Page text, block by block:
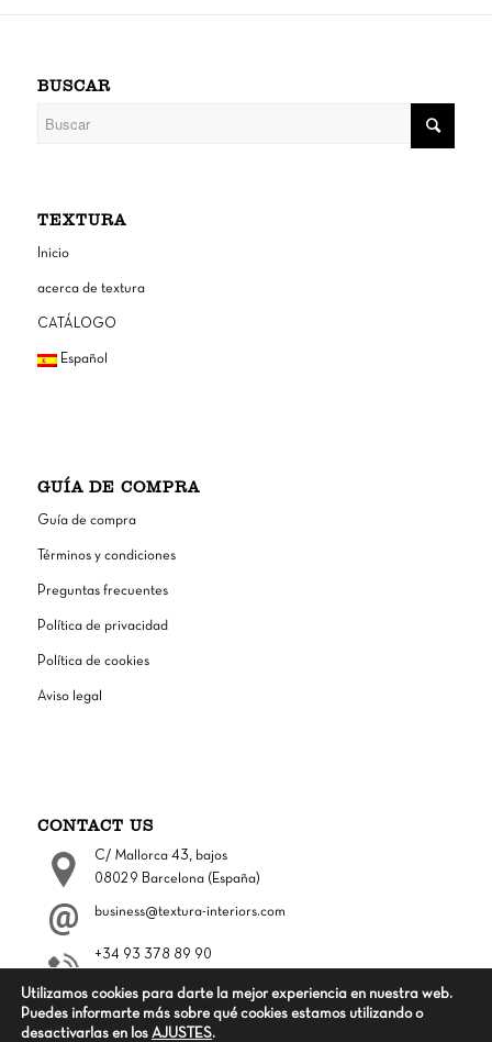
BUSCAR
TEXTURA
Inicio
acerca de textura
CATÁLOGO
Español
GUÍA DE COMPRA
Guía de compra
Términos y condiciones
Preguntas frecuentes
Política de privacidad
Política de cookies
Aviso legal
CONTACT US
C/ Mallorca 43, bajos
08029 Barcelona (España)
business@textura-interiors.com
+34 93 378 89 90
Viernes 9:00 – 14:00
Utilizamos cookies para darte la mejor experiencia en nuestra web.
Puedes informarte más sobre qué cookies estamos utilizando o
desactivarlas en los AJUSTES.